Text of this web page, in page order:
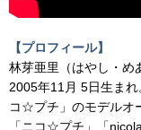
【プロフィール】
林芽亜里（はやし・め
2005年11月 5日生ま
コ☆プチ」のモデルオ
「ニコ☆プチ」「